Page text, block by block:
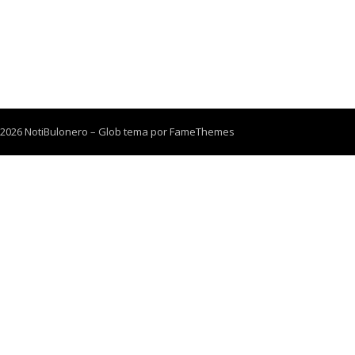
NotiBulonero – Glob tema porFameThemes